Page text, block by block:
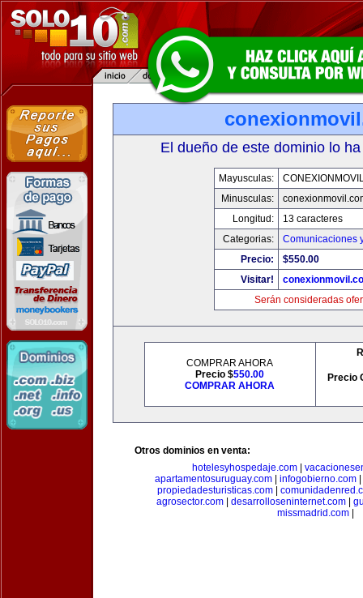
El dueño de este dominio lo
Mayusculas:
Minusculas:
Longitud:
13 caracteres
Categorias:
Comunicaciones
Precio:
$550.00
Visitar!
Serán consideradas
COMPRAR AHORA
Precio $550.00
COMPRAR AHORA
Precio
Otros dominios en venta:
hotelesyhospedaje.com
apartamentosuruguay.com
infogobierno.com
propiedadesturisticas.com|
agrosector.com
desarrolloseninternet.com
missmadrid.com|